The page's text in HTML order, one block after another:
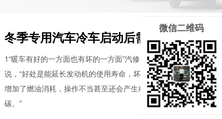
餐厨垃圾车
无泄漏垃圾车
吸粪车系列
吸污车系列
冬季专用汽车冷车启动后需要暖车
1“暖车有好的一方面也有坏的一方面”汽修专家
说，“好处是能延长发动机的使用寿命，坏处是
增加了燃油消耗，操作不当甚至还会产生积
碳。”
新闻资
讯
企业新闻
微信二维码